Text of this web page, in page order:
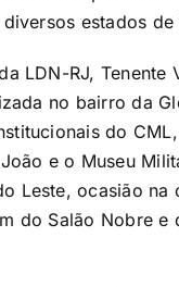
estados
LDN-RJ,
no bairro da
do
e o Museu
Leste, ocasião
do Salão Nobre